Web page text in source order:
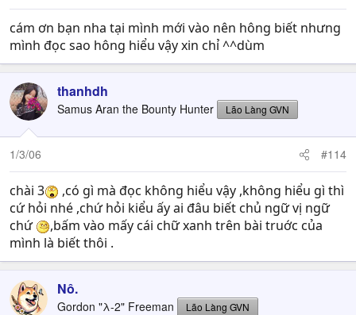
cám ơn bạn nha tại mình mới vào nên hông biết nhưng
mình đọc sao hông hiểu vậy xin chỉ ^^dùm
thanhdh
Samus Aran the Bounty Hunter Lão Làng GVN
1/3/06 #114
chài 3
,có gì mà đọc không hiểu vậy ,không hiểu gì thì
cứ hỏi nhé ,chứ hỏi kiểu ấy ai đâu biết chủ ngữ vị ngữ
chứ
,bấm vào mấy cái chữ xanh trên bài truớc của
mình là biết thôi .
Nô.
Gordon "λ-2" Freeman Lão Làng GVN